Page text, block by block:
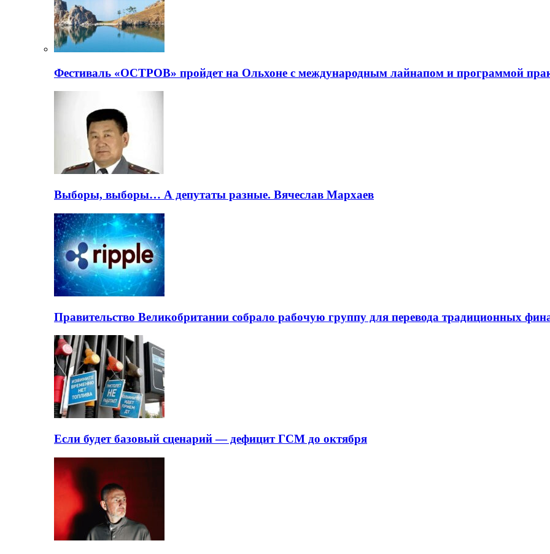
Фестиваль «ОСТРОВ» пройдет на Ольхоне с международным лайнапом и программой
Выборы, выборы… А депутаты разные. Вячеслав Мархаев
Правительство Великобритании собрало рабочую группу для перевода традиционных
Если будет базовый сценарий — дефицит ГСМ до октября